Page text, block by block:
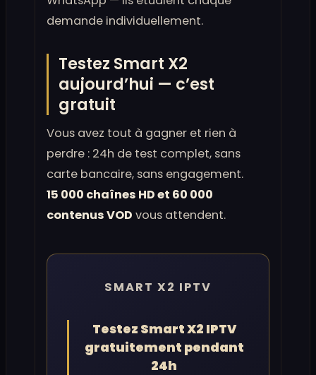
demande individuellement.
Testez Smart X2
aujourd’hui — c’est
gratuit
Vous avez tout à gagner et rien à
perdre : 24h de test complet, sans
carte bancaire, sans engagement.
15 000 chaînes HD et 60 000
contenus VOD vous attendent.
SMART X2 IPTV
Testez Smart X2 IPTV
gratuitement pendant
24h